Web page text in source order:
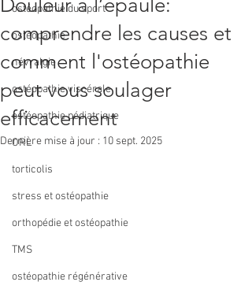
ostéopathie du sport
ostéopathie
névralgie
ostéopathie viscérale
ostéopathie pédiatrique
ORL
torticolis
stress et ostéopathie
orthopédie et ostéopathie
TMS
ostéopathie régénérative
Douleur à l’épaule:
comprendre les causes et
comment l'ostéopathie
peut vous soulager
efficacement
Dernière mise à jour : 10 sept. 2025